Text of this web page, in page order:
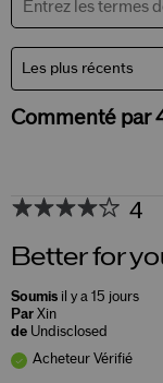
Commenté par
4
Better for
Soumis il y a 15 jours
Par Xin
de Undisclosed
Acheteur Vérifié